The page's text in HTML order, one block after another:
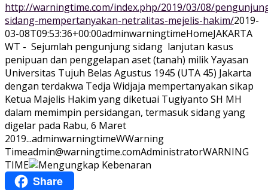
http://warningtime.com/index.php/2019/03/08/
sidang-mempertanyakan-netralitas-mejelis-hakim/2019-
03-08T09:53:36+00:00adminwarningtimeHomeJAKARTA
WT - Sejumlah pengunjung sidang lanjutan kasus
penipuan dan penggelapan aset (tanah) milik Yayasan
Universitas Tujuh Belas Agustus 1945 (UTA 45) Jakarta
dengan terdakwa Tedja Widjaja mempertanyakan sikap
Ketua Majelis Hakim yang diketuai Tugiyanto SH MH
dalam memimpin persidangan, termasuk sidang yang
digelar pada Rabu, 6 Maret
2019...adminwarningtimeWWarning
Timeadmin@warningtime.comAdministratorWARNING
TIME
Share